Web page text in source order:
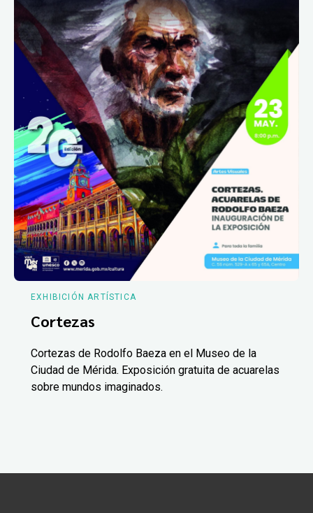
EXHIBICIÓN ARTÍSTICA
Cortezas
Cortezas de Rodolfo Baeza en el Museo de la
Ciudad de Mérida. Exposición gratuita de acuarelas
sobre mundos imaginados.